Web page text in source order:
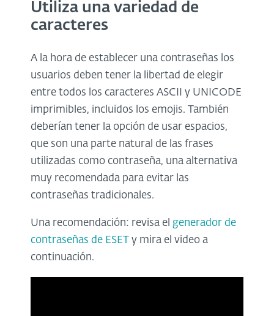
Utiliza una variedad de
caracteres
A la hora de establecer una contraseñas los
usuarios deben tener la libertad de elegir
entre todos los caracteres ASCII y UNICODE
imprimibles, incluidos los emojis. También
deberían tener la opción de usar espacios,
que son una parte natural de las frases
utilizadas como contraseña, una alternativa
muy recomendada para evitar las
contraseñas tradicionales.
Una recomendación: revisa el generador de
contraseñas de ESET y mira el video a
continuación.